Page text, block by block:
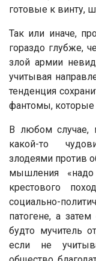
готовые к винту,
Так или иначе,
гораздо глубже,
злой армии
учитывая
тенденция
фантомы, которые
В любом случае,
какой-то
злодеями против
мышления «надо
крестового
социально-
патогене, а
будто мучитель
если не